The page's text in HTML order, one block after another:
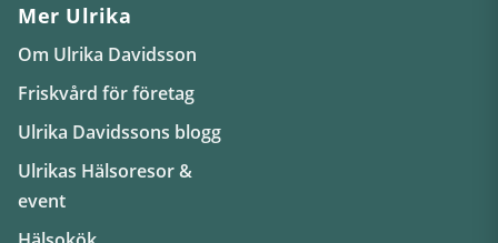
Mer Ulrika
Om Ulrika Davidsson
Friskvård för företag
Ulrika Davidssons blogg
Ulrikas Hälsoresor &
event